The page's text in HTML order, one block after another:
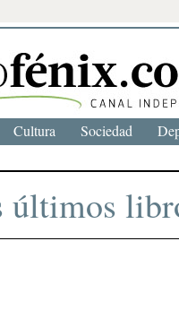
últimos
Cultura Sociedad